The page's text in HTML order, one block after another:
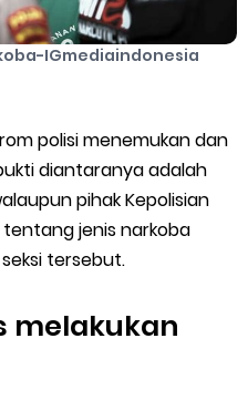
IGmediaindonesia
polisi menemukan dan
diantaranya adalah
pihak Kepolisian
jenis narkoba
tersebut.
melakukan